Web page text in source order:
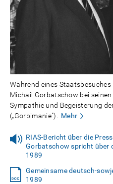
Während eines
Michail Gorbatschow bei
Sympathie und Begeisterung
(„Gorbimanie").
Mehr
RIAS-Bericht über die
Gorbatschow spricht über
1989
Gemeinsame deutsch-
1989